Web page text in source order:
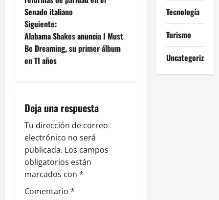
v
e
g
c
i
ó
n
d
Senado italiano
Siguiente:
Alabama Shakes anuncia I Must
Be Dreaming, su primer álbum
en 11 años
Deja una respuesta
Tu dirección de correo
electrónico no será
publicada. Los campos
obligatorios están
marcados con *
Comentario *
Tecnología
Turismo
Uncategorized